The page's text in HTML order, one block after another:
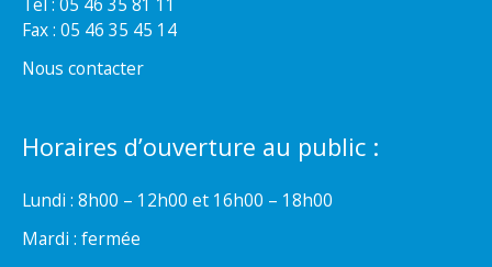
Tel : 05 46 35 81 11
Fax : 05 46 35 45 14
Nous contacter
Horaires d’ouverture au public :
Lundi : 8h00 – 12h00 et 16h00 – 18h00
Mardi : fermée